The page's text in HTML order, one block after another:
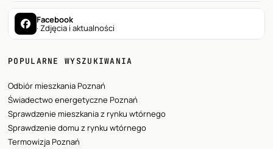
Facebook
· Zdjęcia i aktualności
POPULARNE WYSZUKIWANIA
Odbiór mieszkania Poznań
Świadectwo energetyczne Poznań
Sprawdzenie mieszkania z rynku wtórnego
Sprawdzenie domu z rynku wtórnego
Termowizja Poznań